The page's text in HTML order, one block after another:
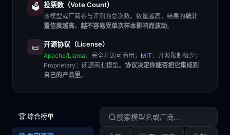
🗳️ 投票数（Vote Count）
该模型或厂商参与评测的总次数。数量越高，结果的统计
置信度越高、越不容易受单次样本影响而波动。
📜 开源协议（License）
Apache/Llama ：完全开源可商用； MIT ：开源限制极少；
Proprietary ：闭源商业模型。 协议决定你能否把它集成到
自己的产品里。
🏆 综合榜单